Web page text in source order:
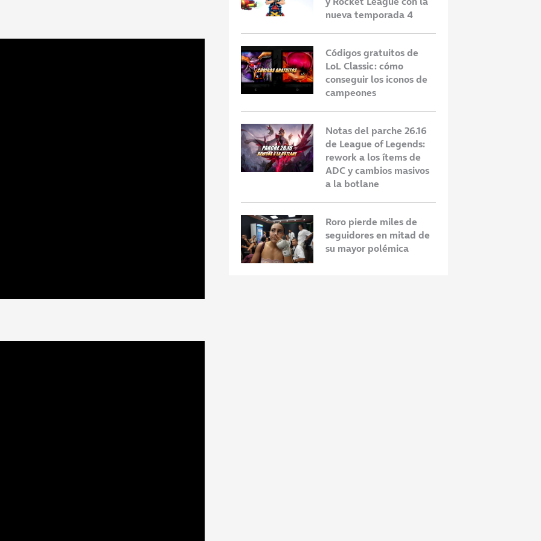
nueva temporada 4
Códigos gratuitos de
LoL Classic: cómo
conseguir los iconos de
campeones
Notas del parche 26.16
de League of Legends:
rework a los ítems de
ADC y cambios masivos
a la botlane
Roro pierde miles de
seguidores en mitad de
su mayor polémica